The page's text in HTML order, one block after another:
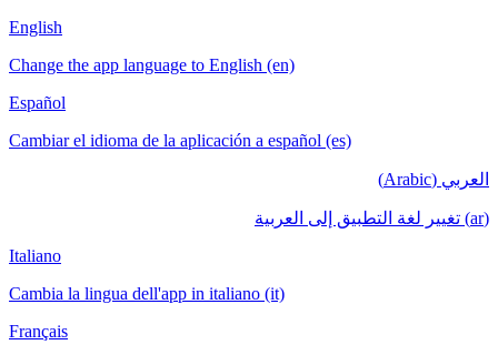
English
Change the app language to English (en)
Español
Cambiar el idioma de la aplicación a español (es)
العربي (Arabic)
(ar) تغيير لغة التطبيق إلى العربية
Italiano
Cambia la lingua dell'app in italiano (it)
Français